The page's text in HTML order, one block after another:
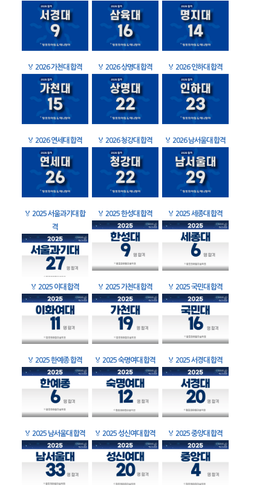
🏅 2026 가천대 합격 🏅 2026 상명대 합격 🏅 2026 인하대 합격
🏅 2026 연세대 합격 🏅 2026 청강대 합격 🏅 2026 남서울대 합격
🏅 2025 서울과기대 합
격
🏅 2025 한성대 합격 🏅 2025 세종대 합격
🏅 2025 이대 합격 🏅 2025 가천대 합격 🏅 2025 국민대 합격
🏅 2025 한예종 합격 🏅 2025 숙명여대 합격 🏅 2025 서경대 합격
🏅 2025 남서울대 합격 🏅 2025 성신여대 합격 🏅 2025 중앙대 합격